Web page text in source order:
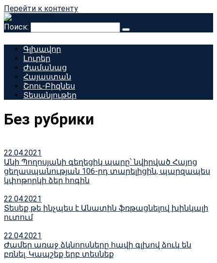
Перейти к контенту
Поиск:
Գլխավոր
Լուրեր
Ժամանաց
Հայաստան
Շոու-Բիզնես
Տեսանյութեր
Без рубрики
22.04.2021
Անի Պողոսյանի գեղեցիկ պարը՝ նվիրված Հայոց
ցեղասպանության 106-րդ տարելիցին, պարզապես
կփոթորկի ձեր հոգին
22.04.2021
Տեսեք թե ինչպես է Անատին ֆռթացնելով խինկալի
ուտում
22.04.2021
Ժամեր առաջ ձկնորսները հավի գլխով ձուկ են
բռնել. Կապշեք երբ տեսնեք